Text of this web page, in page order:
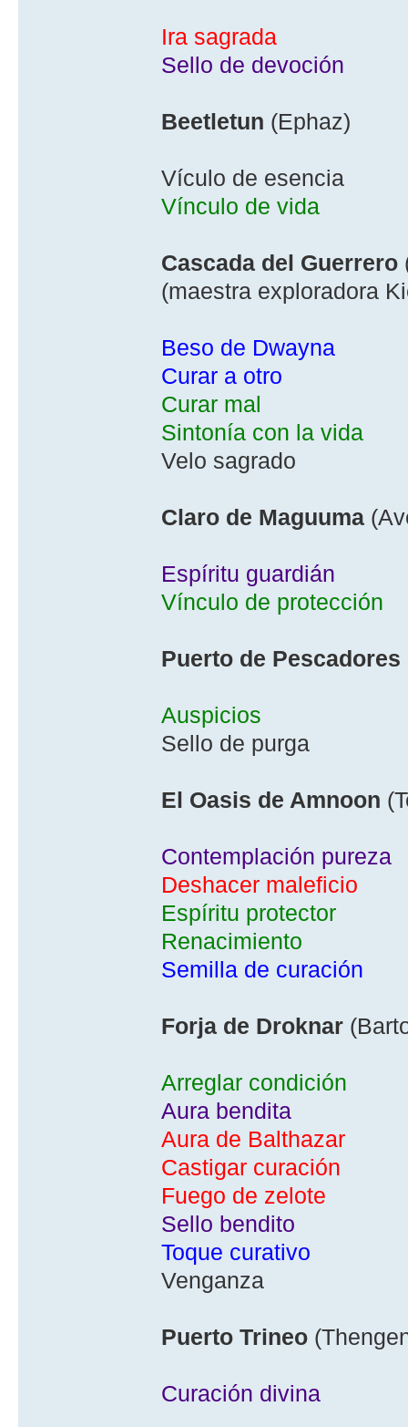
Ira sagrada
Sello de devoción
Beetletun (Ephaz)
Ví­culo de esencia
Ví­nculo de vida
Cascada del Guerrero
(maestra exploradora
Beso de Dwayna
Curar a otro
Curar mal
Sintoní­a con la vida
Velo sagrado
Claro de Maguuma
Espí­ritu guardián
Ví­nculo de protección
Puerto de Pescadores
Auspicios
Sello de purga
El Oasis de Amnoon
Contemplación pureza
Deshacer maleficio
Espí­ritu protector
Renacimiento
Semilla de curación
Forja de Droknar
Arreglar condición
Aura bendita
Aura de Balthazar
Castigar curación
Fuego de zelote
Sello bendito
Toque curativo
Venganza
Puerto Trineo
Curación divina